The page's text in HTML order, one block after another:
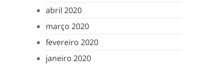
abril 2020
março 2020
fevereiro 2020
janeiro 2020